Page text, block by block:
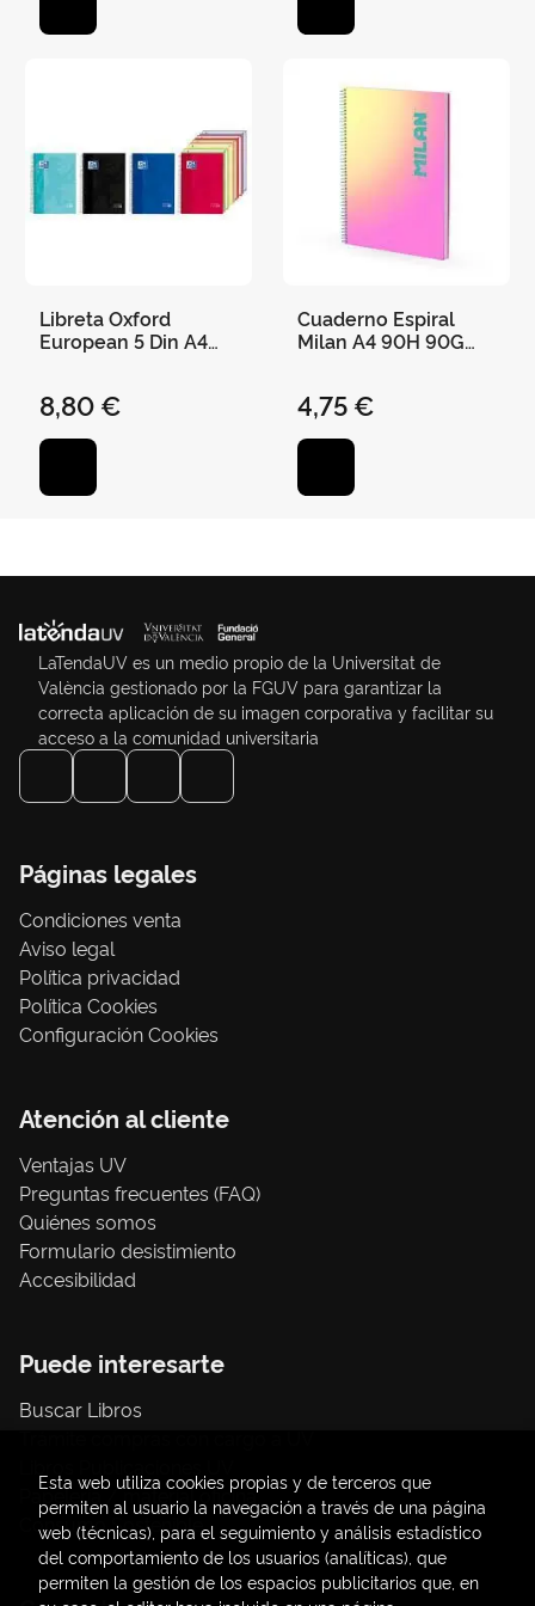
Libreta Oxford
European 5 Din A4
Separadoras
8,80 €
Cuaderno Espiral
Milan A4 90H 90G
4,75 €
LaTendaUV es un medio propio de la Universitat de
València gestionado por la FGUV para garantizar la
correcta aplicación de su imagen corporativa y facilitar su
acceso a la comunidad universitaria
Páginas legales
Condiciones venta
Aviso legal
Política privacidad
Política Cookies
Configuración Cookies
Atención al cliente
Ventajas UV
Preguntas frecuentes (FAQ)
Quiénes somos
Formulario desistimiento
Accesibilidad
Puede interesarte
Buscar Libros
Papelería / material oficina
Consumo Sostenible
Esta web utiliza cookies propias y de terceros que
permiten al usuario la navegación a través de una página
web (técnicas), para el seguimiento y análisis estadístico
del comportamiento de los usuarios (analíticas), que
permiten la gestión de los espacios publicitarios que, en